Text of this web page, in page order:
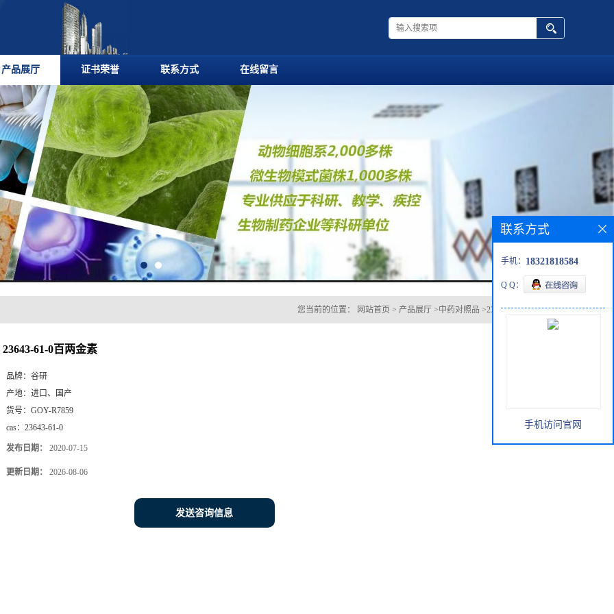
产品展厅 证书荣誉 联系方式 在线留言
您当前的位置： 网站首页 > 产品展厅 >中药对照品 >23643-61-0百两金素
23643-61-0百两金素
品牌： 谷研
产地： 进口、国产
货号： GOY-R7859
cas： 23643-61-0
发布日期： 2020-07-15
更新日期： 2026-08-06
发送咨询信息
联系方式
手机： 18321818584
Q Q：
手机访问官网